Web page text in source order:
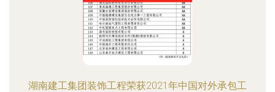
湖南建工集团装饰工程荣获2021年中国对外承包工